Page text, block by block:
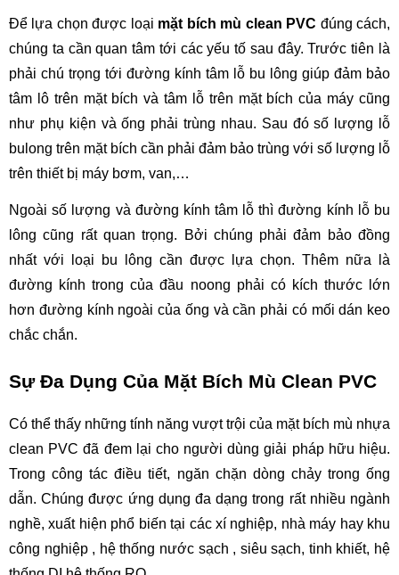
Để lựa chọn được loại mặt bích mù clean PVC đúng cách,
chúng ta cần quan tâm tới các yếu tố sau đây. Trước tiên là
phải chú trọng tới đường kính tâm lỗ bu lông giúp đảm bảo
tâm lô trên mặt bích và tâm lỗ trên mặt bích của máy cũng
như phụ kiện và ống phải trùng nhau. Sau đó số lượng lỗ
bulong trên mặt bích cần phải đảm bảo trùng với số lượng lỗ
trên thiết bị máy bơm, van,…
Ngoài số lượng và đường kính tâm lỗ thì đường kính lỗ bu
lông cũng rất quan trọng. Bởi chúng phải đảm bảo đồng
nhất với loại bu lông cần được lựa chọn. Thêm nữa là
đường kính trong của đầu noong phải có kích thước lớn
hơn đường kính ngoài của ống và cần phải có mối dán keo
chắc chắn.
Sự Đa Dụng Của Mặt Bích Mù Clean PVC
Có thể thấy những tính năng vượt trội của mặt bích mù nhựa
clean PVC đã đem lại cho người dùng giải pháp hữu hiệu.
Trong công tác điều tiết, ngăn chặn dòng chảy trong ống
dẫn. Chúng được ứng dụng đa dạng trong rất nhiều ngành
nghề, xuất hiện phổ biến tại các xí nghiệp, nhà máy hay khu
công nghiệp , hệ thống nước sạch , siêu sạch, tinh khiết, hệ